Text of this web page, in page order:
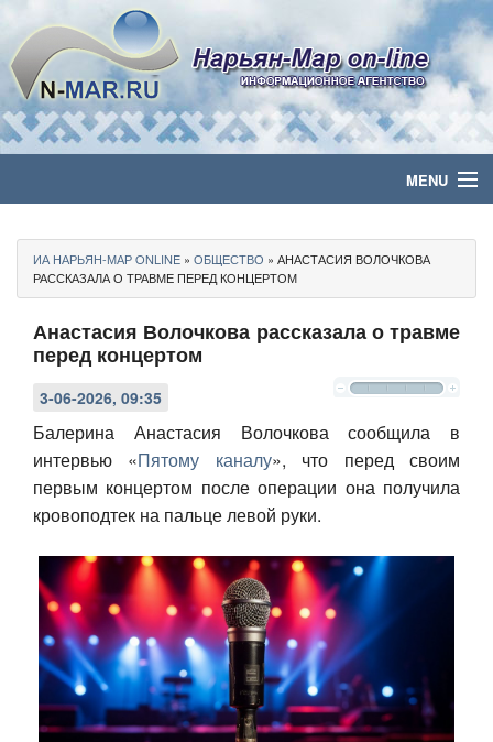
MENU
Политика
Бизнес
Культура
Медиа
Авто
Спорт
Контакты
ИА НАРЬЯН-МАР ONLINE » ОБЩЕСТВО » АНАСТАСИЯ ВОЛОЧКОВА
РАССКАЗАЛА О ТРАВМЕ ПЕРЕД КОНЦЕРТОМ
Анастасия Волочкова рассказала о травме
перед концертом
3-06-2026, 09:35
Балерина Анастасия Волочкова сообщила в
интервью «Пятому каналу», что перед своим
первым концертом после операции она получила
кровоподтек на пальце левой руки.